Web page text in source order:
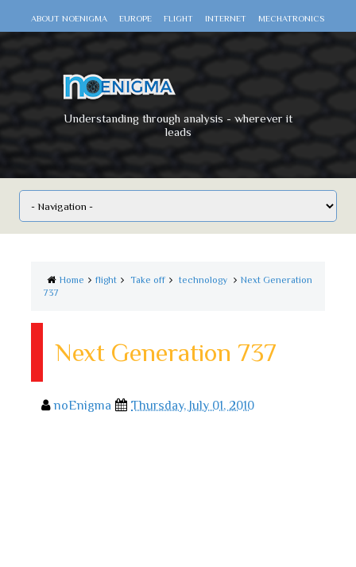
ABOUT NOENIGMA EUROPE FLIGHT INTERNET MECHATRONICS
Understanding through analysis - wherever it
leads
Home flight Take off technology
Next Generation
737
Next Generation 737
noEnigma Thursday, July 01, 2010